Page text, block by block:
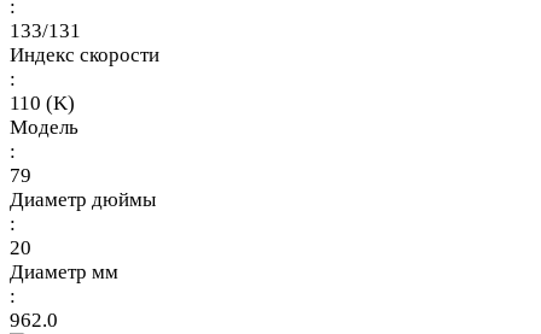
:
133/131
Индекс скорости
:
110 (K)
Модель
:
79
Диаметр дюймы
:
20
Диаметр мм
:
962.0